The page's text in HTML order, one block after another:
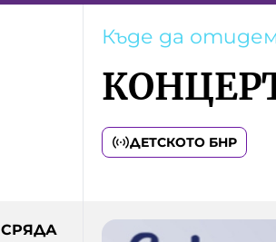
Къде да
ДЕТСКОТО БНР
СРЯДА